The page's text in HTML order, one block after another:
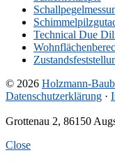
Technical Due
© 2026 Holzmann-
Datenschutzerklärung ·
Grottenau 2, 86150
Close